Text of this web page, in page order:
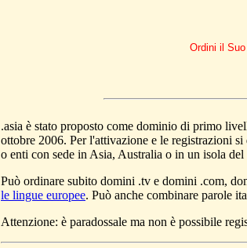
Ordini il
.asia è stato proposto come dominio di primo
ottobre 2006. Per l'attivazione e le registrazioni
o enti con sede in Asia, Australia o in un isola del
Può ordinare subito domini .tv e domini .com,
le lingue europee. Può anche combinare parole
Attenzione: è paradossale ma non è possibile